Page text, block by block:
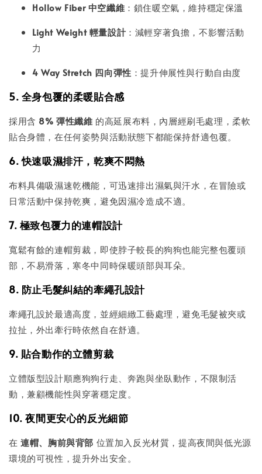
Hollow Fiber 中空纖維 ：鎖住暖空氣，維持穩定保溫
Light Weight 輕量設計：減輕穿著負擔，不影響活動
力
4 Way Stretch 四向彈性 ：提升伸展性與行動自由度
5. 全身包覆的柔暖貼合感
採用含 8% 彈性纖維 的高延展布料，內層經刷毛處理，柔軟
貼合身體，在任何姿勢與活動狀態下都能保持舒適包覆。
6. 快速吸濕排汗，乾爽不悶熱
布料具備吸濕速乾機能，可迅速排出濕氣與汗水，在冒險或
日常活動中保持乾爽，避免因濕冷造成不適。
7. 極致包覆力的連帽設計
寬鬆有餘的連帽剪裁，即使脖子較長的狗狗也能完整包覆頭
部，不易滑落，寒冬中同時保暖頭部與耳朵。
8. 防止毛髮糾結的牽繩孔設計
牽繩孔設於最適高度，並經細緻工藝處理，避免毛髮被夾或
拉扯，外出牽行時依然自在舒適。
9. 貼合動作的立體剪裁
立體版型設計順應狗狗行走、奔跑與坐臥動作，不限制活
動，兼顧機能性與穿著穩定度。
10. 夜間更安心的反光細節
在連帽、胸前與背部 位置加入反光材質，提高夜間與低光源
環境的可視性，提升外出安全。